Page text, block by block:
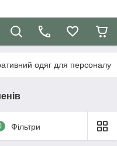
одяг для персоналу
Фільтри